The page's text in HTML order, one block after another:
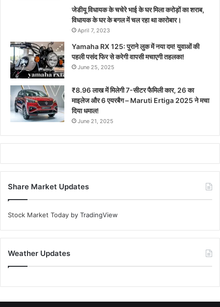
जेडीयू विधायक के चचेरे भाई के घर मिला करोड़ों का शराब,
विधायक के घर के बगल में चल रहा था कारोबार।
April 7, 2023
Yamaha RX 125: पुराने लुक में नया दम! युवाओं की
पहली पसंद फिर से करेगी वापसी मचाएगी तहलका!
June 25, 2025
₹8.96 लाख में मिलेगी 7-सीटर फैमिली कार, 26 का
माइलेज और 6 एयरबैग – Maruti Ertiga 2025 ने मचा
दिया धमाल!
June 21, 2025
Share Market Updates
Stock Market Today by TradingView
Weather Updates